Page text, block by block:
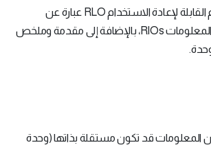
· وتعد وحدة التعلم القابلة لإعادة الاستخدام RLO عبارة عن
مجموعة من وحدات المعلومات RIOs، بالإضافة إلى مقدمة وملخص
قد تكون مستقلة بذاتها (وحدة